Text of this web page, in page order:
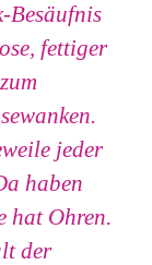
Besäufnis
fettiger
jeder
haben
hat Ohren.
der